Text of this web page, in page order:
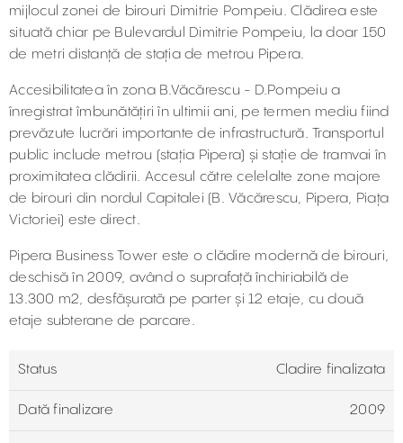
mijlocul zonei de birouri Dimitrie Pompeiu. Clădirea este
situată chiar pe Bulevardul Dimitrie Pompeiu, la doar 150
de metri distanţă de staţia de metrou Pipera.
Accesibilitatea în zona B.Văcărescu - D.Pompeiu a
înregistrat îmbunătățiri în ultimii ani, pe termen mediu fiind
prevăzute lucrări importante de infrastructură. Transportul
public include metrou (stația Pipera) și staţie de tramvai în
proximitatea clădirii. Accesul către celelalte zone majore
de birouri din nordul Capitalei (B. Văcărescu, Pipera, Piața
Victoriei) este direct.
Pipera Business Tower este o clădire modernă de birouri,
deschisă în 2009, având o suprafaţă închiriabilă de
13.300 m2, desfăşurată pe parter şi 12 etaje, cu două
etaje subterane de parcare.
Status Cladire finalizata
Dată finalizare 2009